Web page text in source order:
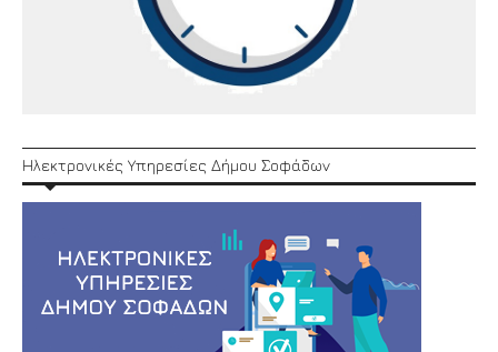
Ηλεκτρονικές Υπηρεσίες Δήμου Σοφάδων